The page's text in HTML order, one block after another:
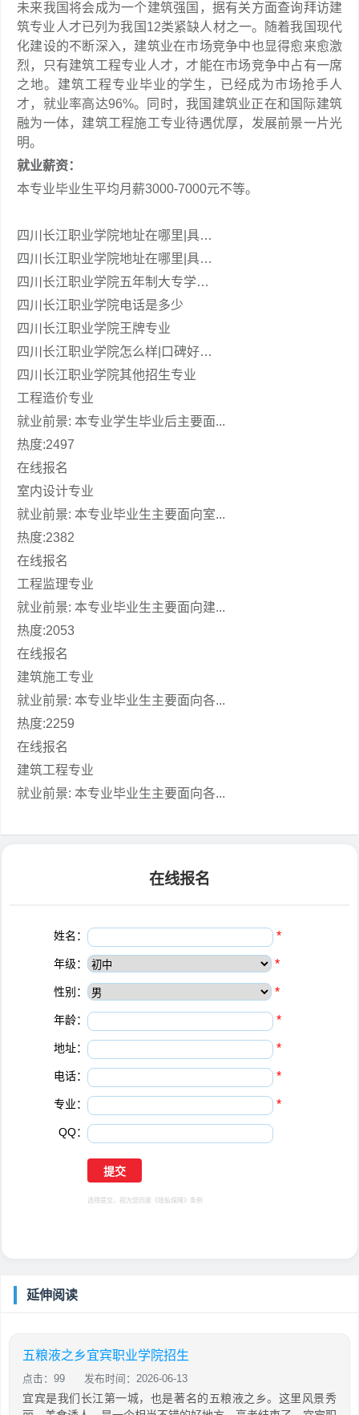
未来我国将会成为一个建筑强国，据有关方面查询拜访建
筑专业人才已列为我国12类紧缺人材之一。随着我国现代
化建设的不断深入，建筑业在市场竞争中也显得愈来愈激
烈，只有建筑工程专业人才，才能在市场竞争中占有一席
之地。建筑工程专业毕业的学生，已经成为市场抢手人
才，就业率高达96%。同时，我国建筑业正在和国际建筑
融为一体，建筑工程施工专业待遇优厚，发展前景一片光
明。
就业薪资：
本专业毕业生平均月薪3000-7000元不等。
四川长江职业学院地址在哪里|具…
四川长江职业学院地址在哪里|具…
四川长江职业学院五年制大专学…
四川长江职业学院电话是多少
四川长江职业学院王牌专业
四川长江职业学院怎么样|口碑好…
四川长江职业学院其他招生专业
工程造价专业
就业前景: 本专业学生毕业后主要面...
热度:2497
在线报名
室内设计专业
就业前景: 本专业毕业生主要面向室...
热度:2382
在线报名
工程监理专业
就业前景: 本专业毕业生主要面向建...
热度:2053
在线报名
建筑施工专业
就业前景: 本专业毕业生主要面向各...
热度:2259
在线报名
建筑工程专业
就业前景: 本专业毕业生主要面向各...
在线报名
姓名： *
年级： *
性别： *
年龄： *
地址： *
电话： *
专业： *
QQ：
选择提交，视为您同意 《隐私保障》 条例
延伸阅读
五粮液之乡宜宾职业学院招生
点击：99 发布时间：2026-06-13
宜宾是我们长江第一城，也是著名的五粮液之乡。这里风景秀